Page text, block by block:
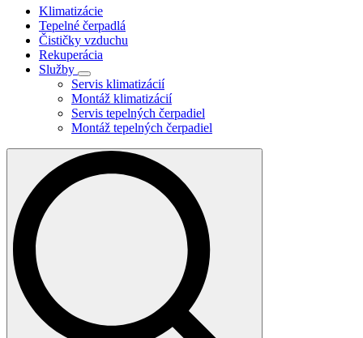
Klimatizácie
Tepelné čerpadlá
Čističky vzduchu
Rekuperácia
Služby
Servis klimatizácií
Montáž klimatizácií
Servis tepelných čerpadiel
Montáž tepelných čerpadiel